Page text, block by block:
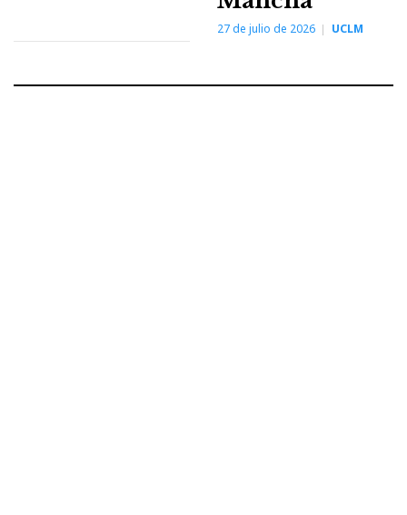
27 de julio de 2026 UCLM